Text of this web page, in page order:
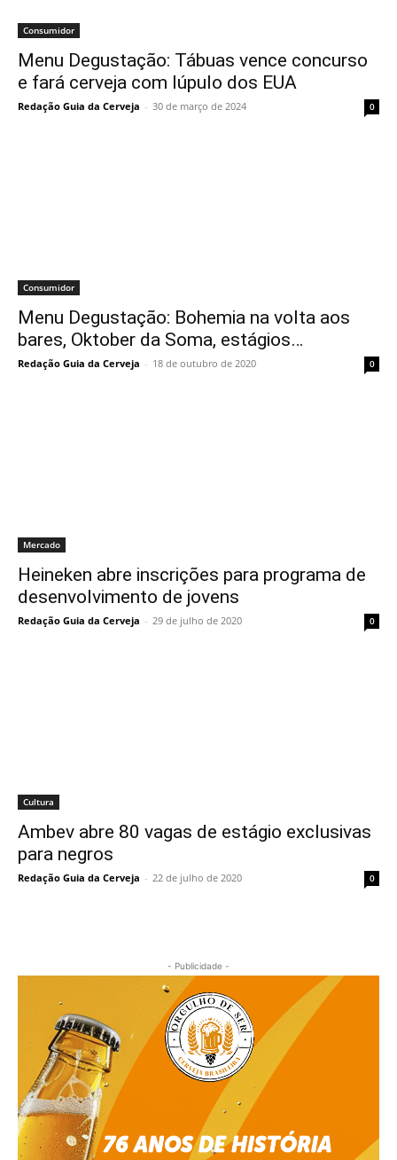
Consumidor
Menu Degustação: Tábuas vence concurso
e fará cerveja com lúpulo dos EUA
Redação Guia da Cerveja - 30 de março de 2024 0
Consumidor
Menu Degustação: Bohemia na volta aos
bares, Oktober da Soma, estágios…
Redação Guia da Cerveja - 18 de outubro de 2020 0
Mercado
Heineken abre inscrições para programa de
desenvolvimento de jovens
Redação Guia da Cerveja - 29 de julho de 2020 0
Cultura
Ambev abre 80 vagas de estágio exclusivas
para negros
Redação Guia da Cerveja - 22 de julho de 2020 0
- Publicidade -